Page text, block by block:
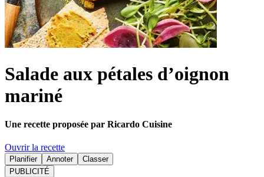
Salade aux pétales d’oignon
mariné
Une recette proposée par Ricardo Cuisine
Ouvrir la recette
Planifier Annoter
Classer
PUBLICITÉ